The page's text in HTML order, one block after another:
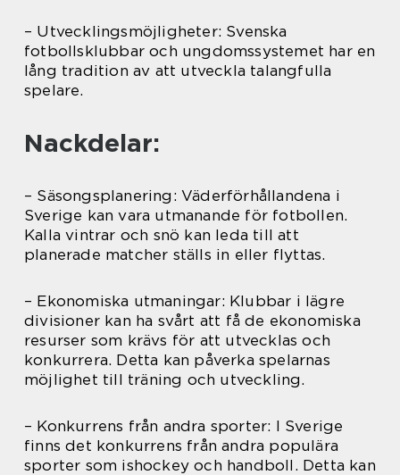
– Utvecklingsmöjligheter: Svenska
fotbollsklubbar och ungdomssystemet har en
lång tradition av att utveckla talangfulla
spelare.
Nackdelar:
– Säsongsplanering: Väderförhållandena i
Sverige kan vara utmanande för fotbollen.
Kalla vintrar och snö kan leda till att
planerade matcher ställs in eller flyttas.
– Ekonomiska utmaningar: Klubbar i lägre
divisioner kan ha svårt att få de ekonomiska
resurser som krävs för att utvecklas och
konkurrera. Detta kan påverka spelarnas
möjlighet till träning och utveckling.
– Konkurrens från andra sporter: I Sverige
finns det konkurrens från andra populära
sporter som ishockey och handboll. Detta kan